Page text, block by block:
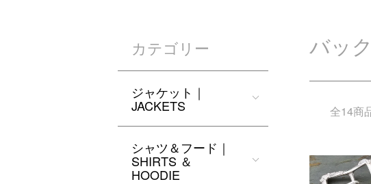
バッ
全14商
カテゴリー
ジャケット｜
JACKETS
シャツ＆フード｜
SHIRTS ＆
HOODIE